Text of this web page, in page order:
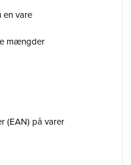
en vare
mængder
(EAN) på varer